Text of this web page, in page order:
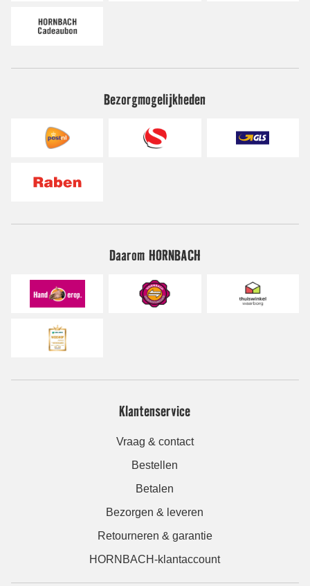
Bezorgmogelijkheden
Daarom HORNBACH
Klantenservice
Vraag & contact
Bestellen
Betalen
Bezorgen & leveren
Retourneren & garantie
HORNBACH-klantaccount